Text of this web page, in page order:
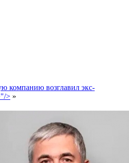
компанию возглавил экс-
> »